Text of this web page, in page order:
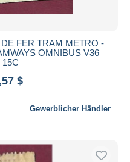
FER TRAM METRO -
OMNIBUS V36
15C
$
Gewerblicher Händler